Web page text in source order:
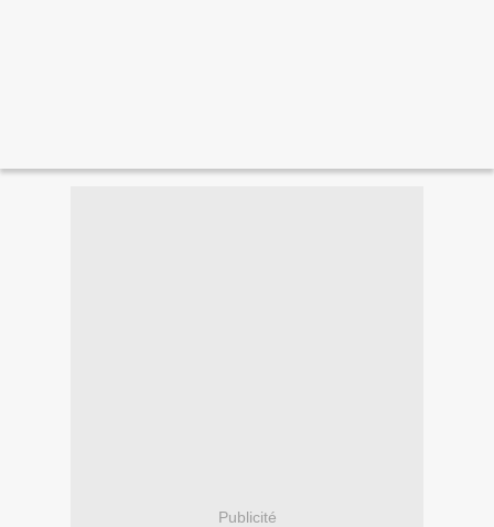
Publicité